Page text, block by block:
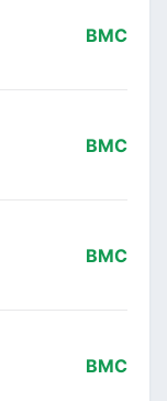
BMC
BMC
BMC
BMC